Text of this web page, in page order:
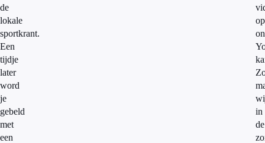
de
lokale
sportkrant.
Een
tijdje
later
word
je
gebeld
met
een
op
in
de